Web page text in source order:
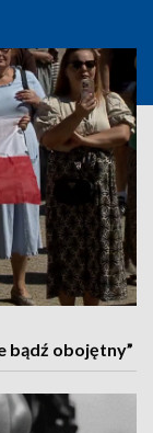
bądź obojętny”